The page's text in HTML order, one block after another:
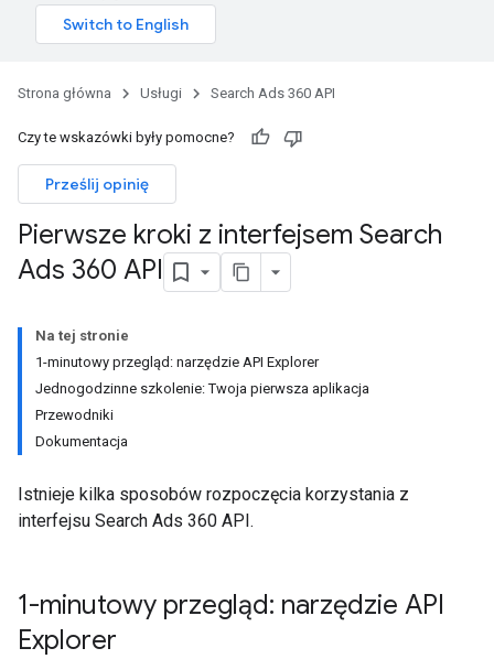
Strona główna Usługi Search Ads 360 API
Czy te wskazówki były pomocne?
Prześlij opinię
Pierwsze kroki z interfejsem Search
Ads 360 API
Na tej stronie
1-minutowy przegląd: narzędzie API Explorer
Jednogodzinne szkolenie: Twoja pierwsza aplikacja
Przewodniki
Dokumentacja
Istnieje kilka sposobów rozpoczęcia korzystania z
interfejsu Search Ads 360 API.
1-minutowy przegląd: narzędzie API
Explorer